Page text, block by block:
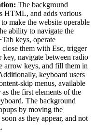
The background
HTML, and adds various
make the website operable
ability to navigate the
keys, operate
them with Esc, trigger
navigate between radio
arrow keys, and fill them in
keyboard users
skip menus, available
the first elements of the
The background
by moving the
as they appear, and not